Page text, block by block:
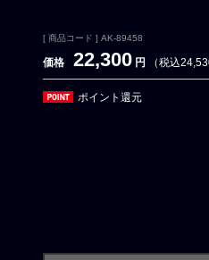
[ 商品コード ] AK-89458
価格 22,300 円 （税込
ポイント還元